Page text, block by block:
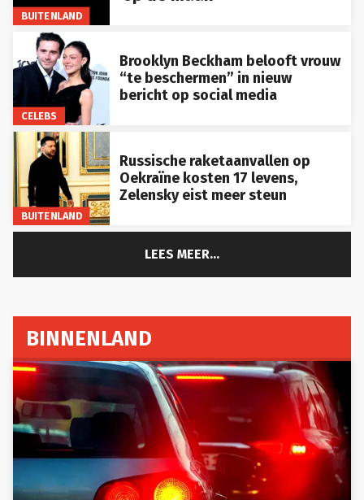
BUITENLAND
CELEBS
Brooklyn Beckham belooft vrouw
“te beschermen” in nieuw
bericht op social media
BUITENLAND
Russische raketaanvallen op
Oekraïne kosten 17 levens,
Zelensky eist meer steun
LEES MEER...
BINNENLAND